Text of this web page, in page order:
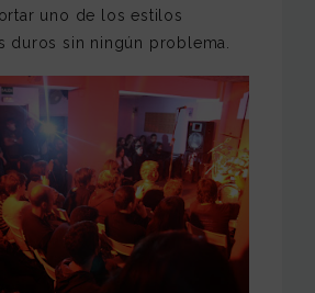
uno de los estilos
duros sin ningún problema.